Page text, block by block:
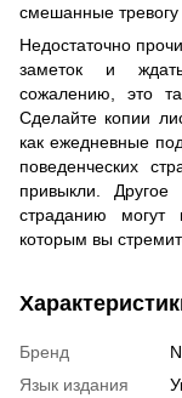
смешанные тревогу
Недостаточно
заметок и
сожалению, это
Сделайте копии
как ежедневные
поведенческих
привыкли.
страданию могут
которым вы
Бренд
Язык издания